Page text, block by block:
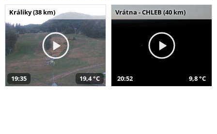
Králiky (38 km)
19:35 19,4 °C
Vrátna - CHLEB (40 km)
20:52 9,8 °C